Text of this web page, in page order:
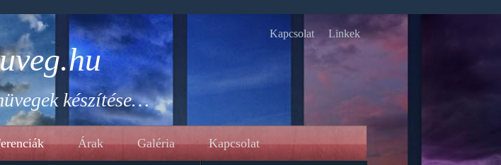
készítése…
Kapcsolat Linkek
Árak Galéria Kapcsolat